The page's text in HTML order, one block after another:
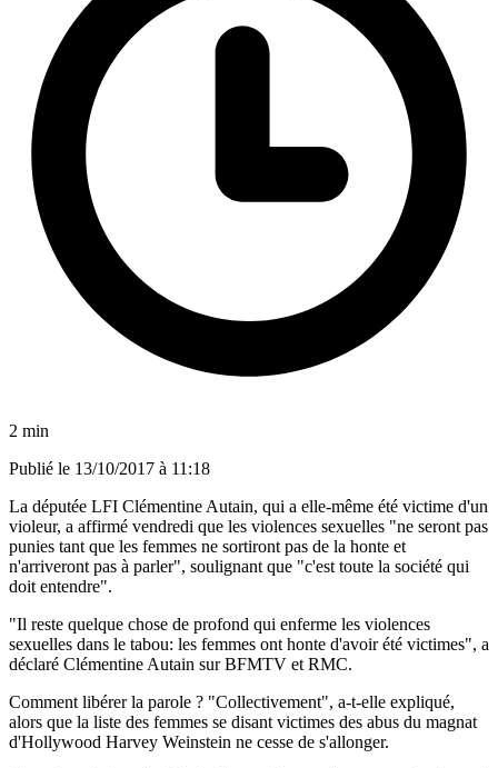
2 min
Publié le 13/10/2017 à 11:18
La députée LFI Clémentine Autain, qui a elle-même été victime d'un
violeur, a affirmé vendredi que les violences sexuelles "ne seront pas
punies tant que les femmes ne sortiront pas de la honte et
n'arriveront pas à parler", soulignant que "c'est toute la société qui
doit entendre".
"Il reste quelque chose de profond qui enferme les violences
sexuelles dans le tabou: les femmes ont honte d'avoir été victimes", a
déclaré Clémentine Autain sur BFMTV et RMC.
Comment libérer la parole ? "Collectivement", a-t-elle expliqué,
alors que la liste des femmes se disant victimes des abus du magnat
d'Hollywood Harvey Weinstein ne cesse de s'allonger.